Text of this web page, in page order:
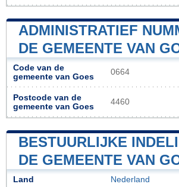
ADMINISTRATIEF
DE GEMEENTE VAN
Code van de
gemeente van Goes
0664
Postcode van de
gemeente van Goes
4460
BESTUURLIJKE
DE GEMEENTE VAN
Land Nederland